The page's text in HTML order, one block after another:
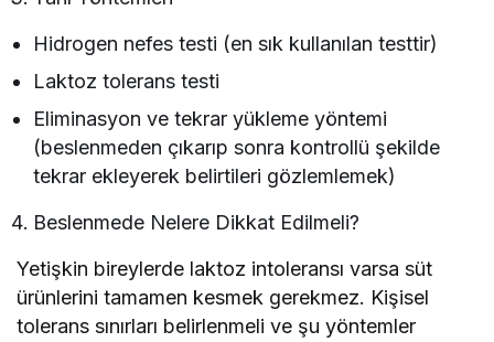
Hidrogen nefes testi (en sık kullanılan testtir)
Laktoz tolerans testi
Eliminasyon ve tekrar yükleme yöntemi
(beslenmeden çıkarıp sonra kontrollü şekilde
tekrar ekleyerek belirtileri gözlemlemek)
Beslenmede Nelere Dikkat Edilmeli?
Yetişkin bireylerde laktoz intoleransı varsa süt
ürünlerini tamamen kesmek gerekmez. Kişisel
tolerans sınırları belirlenmeli ve şu yöntemler